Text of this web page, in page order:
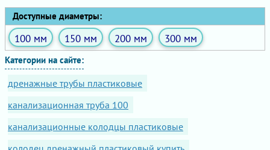
Доступные диаметры:
100 мм 150 мм 200 мм 300 мм
Категории на сайте:
дренажные трубы пластиковые
канализационная труба 100
канализационные колодцы пластиковые